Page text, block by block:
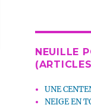
NEUILLE
UNE
NEIGE EN